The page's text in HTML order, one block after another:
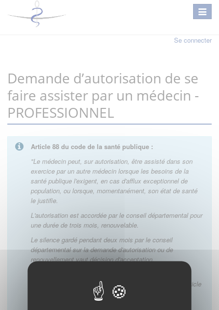
Se connecter
Demande d’autorisation de se
faire assister par un médecin -
PROFESSIONNEL
Article 88 du code de la santé publique :
"Le médecin peut, sur autorisation, être assisté dans son
exercice par un autre médecin lorsque les besoins de la
santé publique l'exigent, en cas d'afflux exceptionnel de
population, ou lorsque, momentanément, son état de santé
le justifie.
L'autorisation est accordée par le conseil départemental pour
une durée de trois mois, renouvelable.
Le silence gardé pendant deux mois par le conseil
départemental sur la demande d'autorisation ou de
renouvellement vaut décision d'acceptation.
étudiant en médecine, dans les conditions prévues à l'article
du code de la santé publique